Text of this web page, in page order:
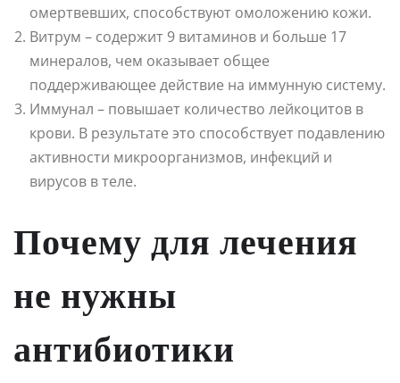
омертвевших, способствуют омоложению кожи.
Витрум – содержит 9 витаминов и больше 17
минералов, чем оказывает общее
поддерживающее действие на иммунную систему.
Иммунал – повышает количество лейкоцитов в
крови. В результате это способствует подавлению
активности микроорганизмов, инфекций и
вирусов в теле.
Почему для лечения
не нужны
антибиотики